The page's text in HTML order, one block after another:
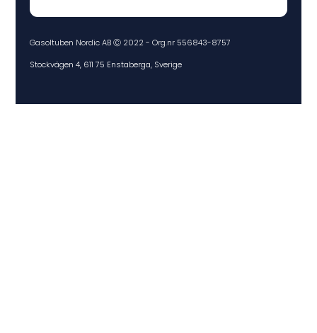
Gasoltuben Nordic AB Ⓒ 2022 - Org.nr 556843-8757
Stockvägen 4, 611 75 Enstaberga, Sverige